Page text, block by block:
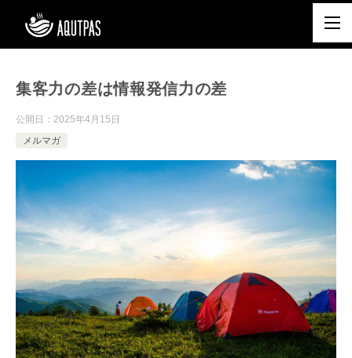
集客力の差は情報発信力の差
公開日： 2025年4月15日
メルマガ